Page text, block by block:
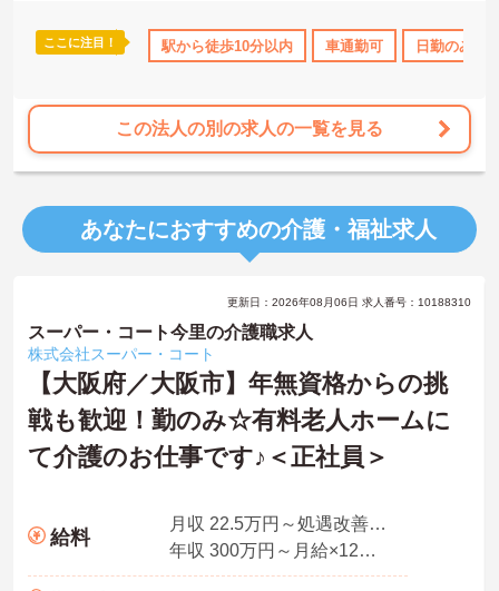
・2025年12月オープンの新しい施設です！
・穏やかな職場で、人間関係の良さが魅力です♪
ここに注目！ 駅から徒歩10分以内 車通勤可 日勤のみ
この法人の別の求人の一覧を見る
あなたにおすすめの介護・福祉求人
更新日：2026年08月06日 求人番号：10188310
スーパー・コート今里の介護職求人
株式会社スーパー・コート
【大阪府／大阪市】年無資格からの挑
戦も歓迎！勤のみ☆有料老人ホームに
て介護のお仕事です♪＜正社員＞
給料
月収 22.5万円～処遇改善手当、特定処遇手当、業務手当
年収 300万円～月給×12ヶ月＋賞与